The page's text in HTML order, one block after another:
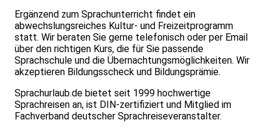
Ergänzend zum Sprachunterricht findet ein
abwechslungsreiches Kultur- und Freizeitprogramm
statt. Wir beraten Sie gerne telefonisch oder per Email
über den richtigen Kurs, die für Sie passende
Sprachschule und die Übernachtungsmöglichkeiten. Wir
akzeptieren Bildungsscheck und Bildungsprämie.
Sprachurlaub.de bietet seit 1999 hochwertige
Sprachreisen an, ist DIN-zertifiziert und Mitglied im
Fachverband deutscher Sprachreiseveranstalter.